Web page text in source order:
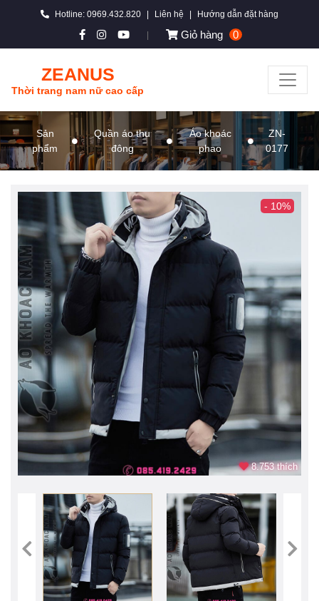
Hotline: 0969.432.820 Liên hệ Hướng dẫn đặt hàng
Giỏ hàng 0
ZEANUS
Thời trang nam nữ cao cấp
Sản
phẩm
Quần áo thu
đông
Áo khoác
phao
ZN-
0177
- 10%
8.753 thích